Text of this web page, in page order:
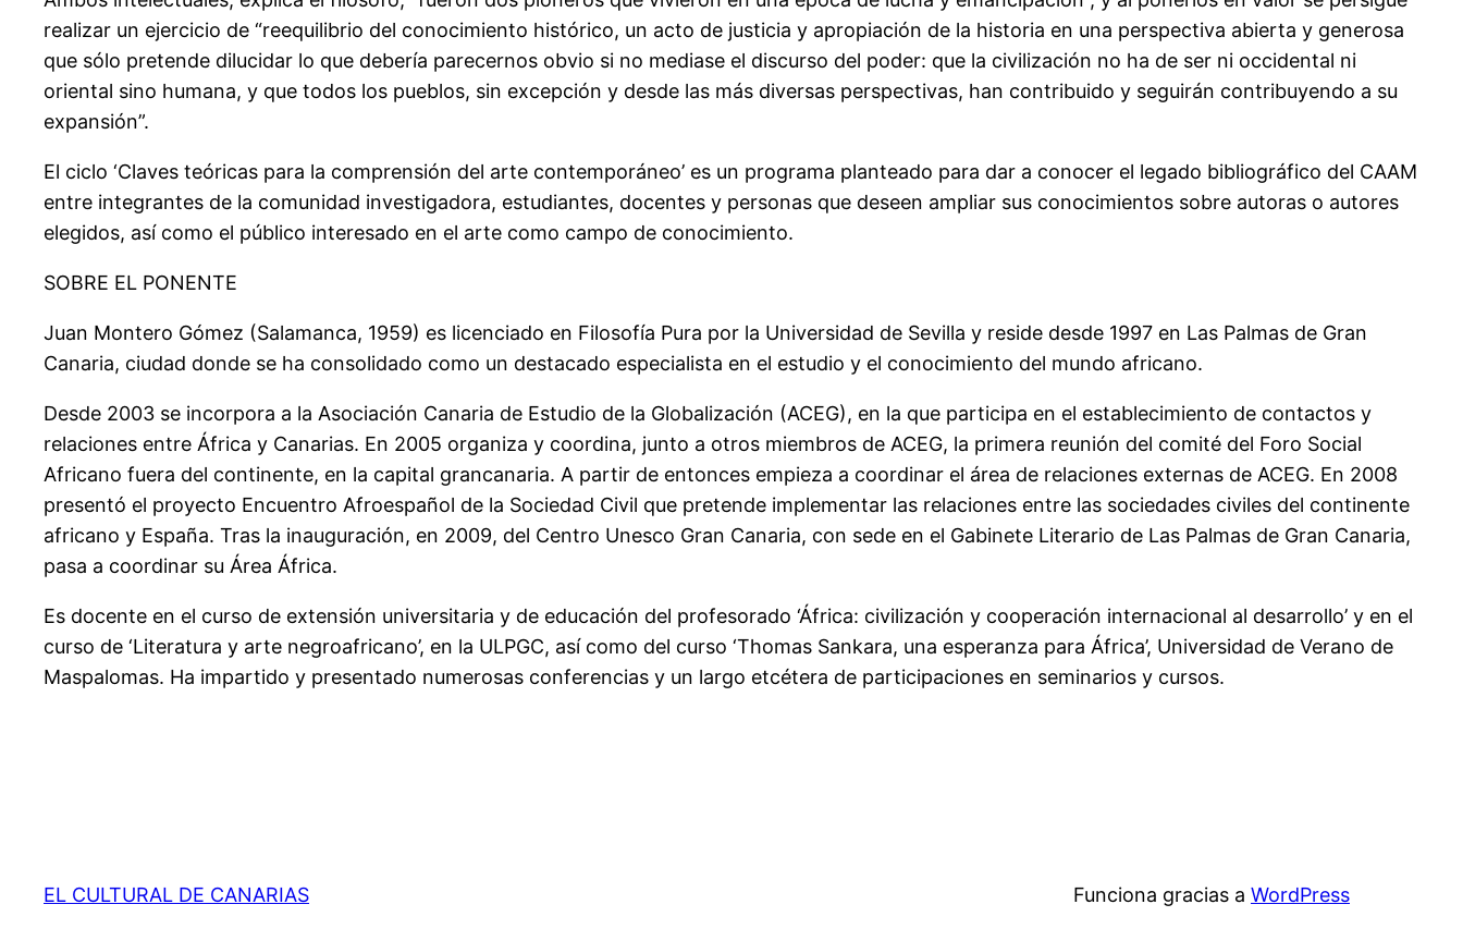
realizar un ejercicio de “reequilibrio del conocimiento histórico, un acto de justicia y apropiación de la historia en una perspectiva abierta y generosa
que sólo pretende dilucidar lo que debería parecernos obvio si no mediase el discurso del poder: que la civilización no ha de ser ni occidental ni
oriental sino humana, y que todos los pueblos, sin excepción y desde las más diversas perspectivas, han contribuido y seguirán contribuyendo a su
expansión”.
El ciclo ‘Claves teóricas para la comprensión del arte contemporáneo’ es un programa planteado para dar a conocer el legado bibliográfico del CAAM
entre integrantes de la comunidad investigadora, estudiantes, docentes y personas que deseen ampliar sus conocimientos sobre autoras o autores
elegidos, así como el público interesado en el arte como campo de conocimiento.
SOBRE EL PONENTE
Juan Montero Gómez (Salamanca, 1959) es licenciado en Filosofía Pura por la Universidad de Sevilla y reside desde 1997 en Las Palmas de Gran
Canaria, ciudad donde se ha consolidado como un destacado especialista en el estudio y el conocimiento del mundo africano.
Desde 2003 se incorpora a la Asociación Canaria de Estudio de la Globalización (ACEG), en la que participa en el establecimiento de contactos y
relaciones entre África y Canarias. En 2005 organiza y coordina, junto a otros miembros de ACEG, la primera reunión del comité del Foro Social
Africano fuera del continente, en la capital grancanaria. A partir de entonces empieza a coordinar el área de relaciones externas de ACEG. En 2008
presentó el proyecto Encuentro Afroespañol de la Sociedad Civil que pretende implementar las relaciones entre las sociedades civiles del continente
africano y España. Tras la inauguración, en 2009, del Centro Unesco Gran Canaria, con sede en el Gabinete Literario de Las Palmas de Gran Canaria,
pasa a coordinar su Área África.
Es docente en el curso de extensión universitaria y de educación del profesorado ‘África: civilización y cooperación internacional al desarrollo’ y en el
curso de ‘Literatura y arte negroafricano’, en la ULPGC, así como del curso ‘Thomas Sankara, una esperanza para África’, Universidad de Verano de
Maspalomas. Ha impartido y presentado numerosas conferencias y un largo etcétera de participaciones en seminarios y cursos.
EL CULTURAL DE CANARIAS Funciona gracias a WordPress